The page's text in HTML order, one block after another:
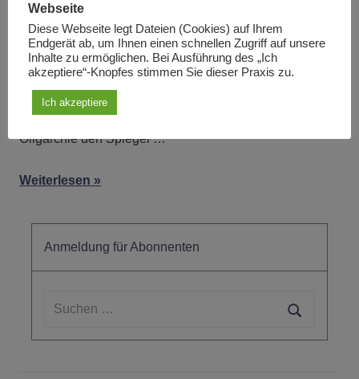
Die Zeit des Dreißigjährigen Krieges stellt eine der
dunkelsten Perioden der Menschheitsgeschichte dar.
Gottfried Wilhelm Leibniz entwickelte einen genialen
Plan für eine europäische Friedensordnung, Gotthold
Ephraim Lessing hielt mit seinen Trauerspielen der
Oligarchie den Spiegel …
Weiterlesen
Anmeldung für Abonnenten
Suchen
Webseite
Diese Webseite legt Dateien (Cookies) auf Ihrem
Endgerät ab, um Ihnen einen schnellen Zugriff auf unsere
Inhalte zu ermöglichen. Bei Ausführung des „Ich
akzeptiere“-Knopfes stimmen Sie dieser Praxis zu.
Ich akzeptiere